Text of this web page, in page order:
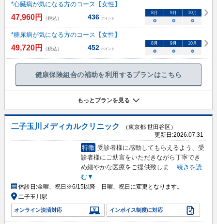
*心臓病が気になる方のコース【女性】
47,960円 （税込） 436 ポイント
8月 9月 10月
○ ○ ○
*糖尿病が気になる方のコース【女性】
49,720円 （税込） 452 ポイント
8月 9月 10月
○ ○ ○
健康保険組合の補助を利用するプランはこちら
もっとプランを見る
二子玉川メディカルクリニック
（東京都 世田谷区）
更新日:2026.07.31
特徴 受診者様に感動してもらえるよう、受
診者様にご助言をいただきながら丁寧でき
め細やかな医療をご提供致しま
続きを読
む▼
休診日:金曜、祝日※6/15以降 日曜、祝日に変更となります。
二子玉川駅
オンライン決済対応 インボイス制度に対応